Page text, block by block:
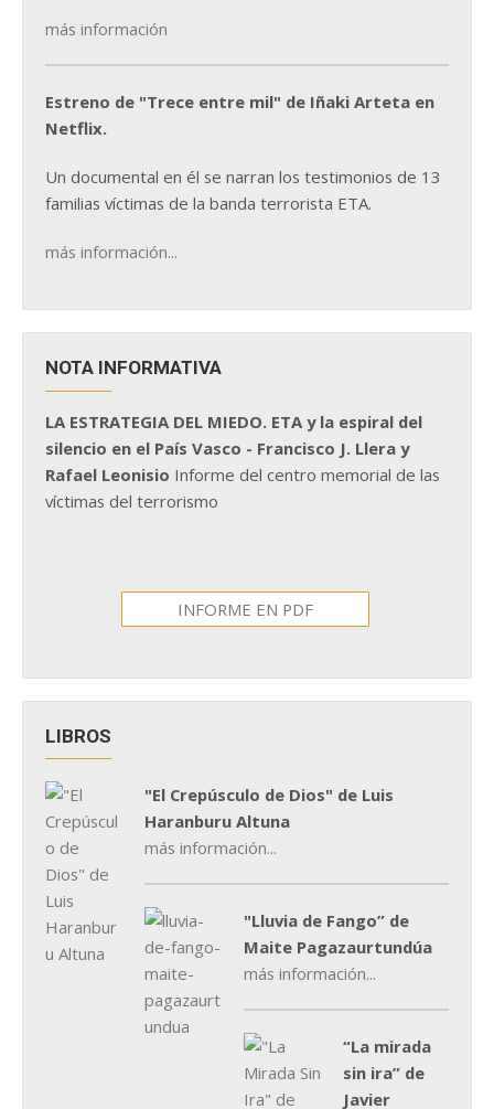
más información
Estreno de "Trece entre mil" de Iñaki Arteta en
Netflix.
Un documental en él se narran los testimonios de 13
familias víctimas de la banda terrorista ETA.
más información...
NOTA INFORMATIVA
LA ESTRATEGIA DEL MIEDO. ETA y la espiral del
silencio en el País Vasco - Francisco J. Llera y
Rafael Leonisio Informe del centro memorial de las
víctimas del terrorismo
INFORME EN PDF
LIBROS
"El Crepúsculo de Dios" de Luis
Haranburu Altuna
más información...
"Lluvia de Fango” de
Maite Pagazaurtundúa
más información...
“La mirada
sin ira” de
Javier